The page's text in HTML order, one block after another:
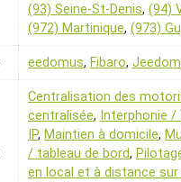
(93) Seine-St-Denis, (94)
(972) Martinique, (973)
eedomus, Fibaro, Jeedom
Centralisation des
centralisée, Interphonie /
IP, Maintien à domicile,
/ tableau de bord,
en local et à distance